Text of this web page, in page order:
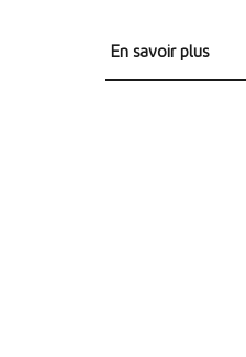
Casques
En savoir plus